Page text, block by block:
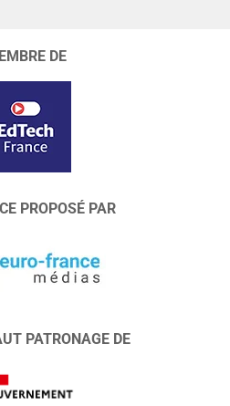
DE
PROPOSÉ PAR
PATRONAGE DE